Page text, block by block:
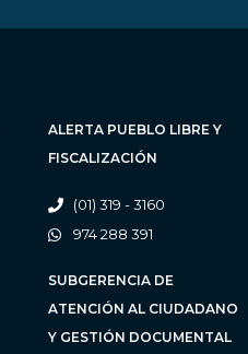
ALERTA PUEBLO LIBRE Y
FISCALIZACIÓN
(01) 319 - 3160
974 288 391
SUBGERENCIA DE
ATENCIÓN AL CIUDADANO
Y GESTIÓN DOCUMENTAL